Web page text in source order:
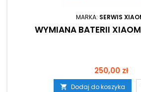
MARKA: SERWIS
WYMIANA BATERII
Cena
250,00 zł
 Dodaj do koszyka